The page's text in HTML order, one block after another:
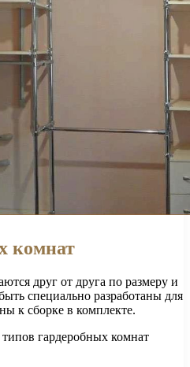
комнат
друг от друга по размеру и
специально разработаны для
к сборке в комплекте.
гардеробных комнат